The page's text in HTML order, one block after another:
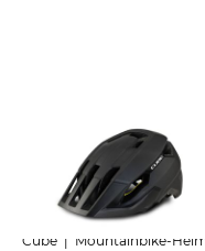
Cube | Mountainbike-Helm